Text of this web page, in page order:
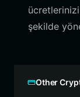
şekilde
Other